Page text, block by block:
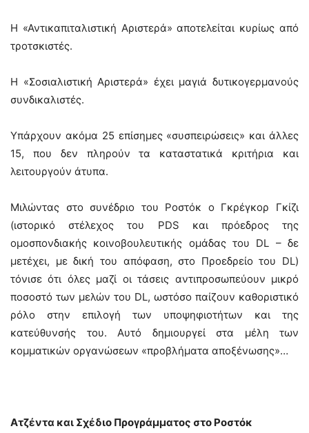
Η «Αντικαπιταλιστική Αριστερά» αποτελείται κυρίως από
τροτσκιστές.
Η «Σοσιαλιστική Αριστερά» έχει μαγιά δυτικογερμανούς
συνδικαλιστές.
Υπάρχουν ακόμα 25 επίσημες «συσπειρώσεις» και άλλες
15, που δεν πληρούν τα καταστατικά κριτήρια και
λειτουργούν άτυπα.
Μιλώντας στο συνέδριο του Ροστόκ ο Γκρέγκορ Γκίζι
(ιστορικό στέλεχος του PDS και πρόεδρος της
ομοσπονδιακής κοινοβουλευτικής ομάδας του DL – δε
μετέχει, με δική του απόφαση, στο Προεδρείο του DL)
τόνισε ότι όλες μαζί οι τάσεις αντιπροσωπεύουν μικρό
ποσοστό των μελών του DL, ωστόσο παίζουν καθοριστικό
ρόλο στην επιλογή των υποψηφιοτήτων και της
κατεύθυνσής του. Αυτό δημιουργεί στα μέλη των
κομματικών οργανώσεων «προβλήματα αποξένωσης»…
Ατζέντα και Σχέδιο Προγράμματος στο Ροστόκ